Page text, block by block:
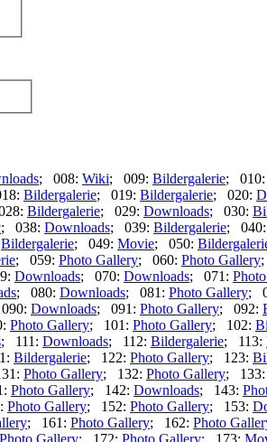
; 008: Wiki; 009: Bildergalerie; 010:
Bildergalerie; 019: Bildergalerie; 020:
Bildergalerie; 029: Downloads; 030:
; 038: Downloads; 039: Bildergalerie; 040:
Bildergalerie; 049: Movie; 050:
; 059: Photo Gallery; 060: Photo Gallery
Downloads; 070: Downloads; 071:
; 080: Downloads; 081: Photo Gallery;
Downloads; 091: Photo Gallery; 092:
Photo Gallery; 101: Photo Gallery; 102:
; 111: Downloads; 112: Bildergalerie; 113:
Bildergalerie; 122: Photo Gallery; 123:
Photo Gallery; 132: Photo Gallery; 133:
Photo Gallery; 142: Downloads; 143:
Photo Gallery; 152: Photo Gallery; 153:
; 161: Photo Gallery; 162: Photo
Photo Gallery; 172: Photo Gallery; 173: